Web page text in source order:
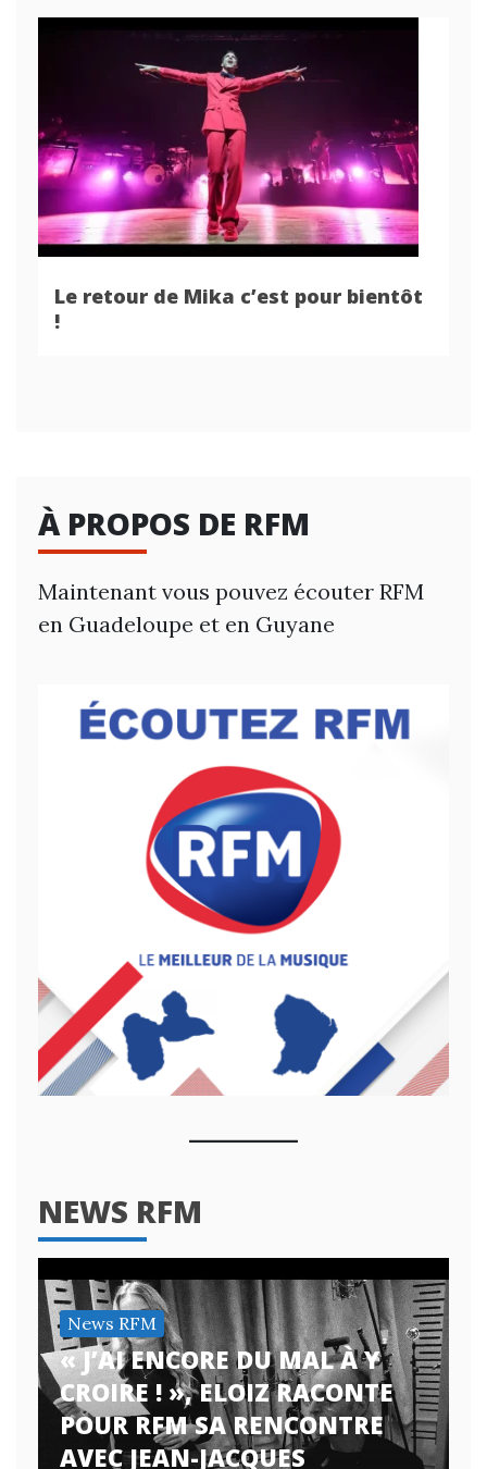
Le retour de Mika c’est pour bientôt
!
À PROPOS DE RFM
Maintenant vous pouvez écouter RFM
en Guadeloupe et en Guyane
NEWS RFM
News RFM
« J’AI ENCORE DU MAL À Y
CROIRE ! », ELOIZ RACONTE
POUR RFM SA RENCONTRE
AVEC JEAN-JACQUES